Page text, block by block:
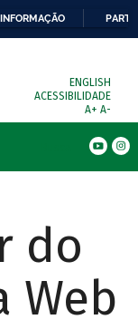
ENGLISH
ACESSIBILIDADE
A+ A-
do
Web